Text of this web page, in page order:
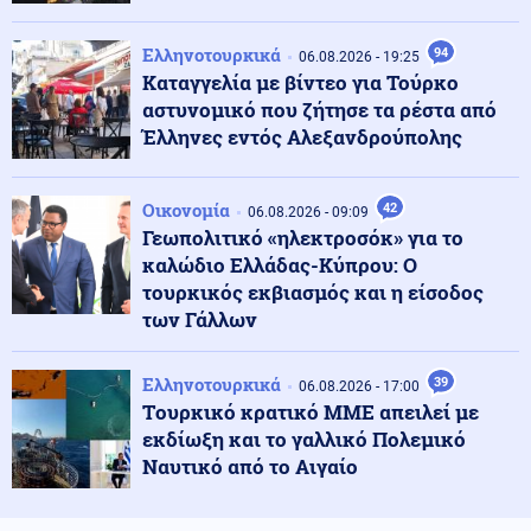
07.08.2026 - 10:07
Υεμένη: 58 στρατιωτικοί νεκροί σε επιθέσεις των
Χούθι (βίντεο)
ΗΠΑ 07.08.2026 - 09:54
Κόσμος 07.08.2026 - 09:50
Επίδειξη ισχύος από το Ισραήλ στη σκιά της
σύγκρουσης με την Τουρκία: Ασκήσεις-μαμούθ των
Κοινωνία 07.08.2026 - 09:44
Φωτιά σε εγκαταλελειμμένο κτήριο στο Μοσχάτο –
Ολοκληρωτική η καταστροφή (βίντεο)
Ελληνοτουρκικά 06.08.2026 - 19:25 94
Καταγγελία με βίντεο για Τούρκο
αστυνομικό που ζήτησε τα ρέστα από
Έλληνες εντός Αλεξανδρούπολης
Οικονομία 06.08.2026 - 09:09 42
Γεωπολιτικό «ηλεκτροσόκ» για το
καλώδιο Ελλάδας-Κύπρου: Ο
τουρκικός εκβιασμός και η είσοδος
των Γάλλων
Ελληνοτουρκικά 06.08.2026 - 17:00 39
Tουρκικό κρατικό ΜΜΕ απειλεί με
εκδίωξη και το γαλλικό Πολεμικό
Ναυτικό από το Αιγαίο